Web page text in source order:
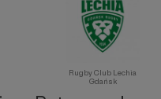
Rugby Club Lechia
Gdańsk